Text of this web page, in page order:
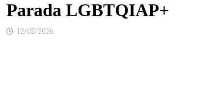
Parada LGBTQIAP+
12/05/2026